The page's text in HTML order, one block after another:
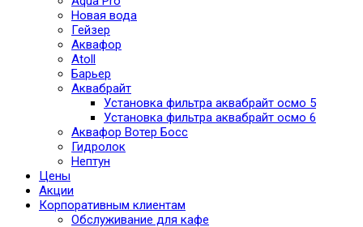
Новая вода
Гейзер
Аквафор
Atoll
Барьер
Аквабрайт
Установка фильтра аквабрайт осмо 5
Установка фильтра аквабрайт осмо 6
Аквафор Вотер Босс
Гидролок
Нептун
Цены
Акции
Корпоративным клиентам
Обслуживание для кафе